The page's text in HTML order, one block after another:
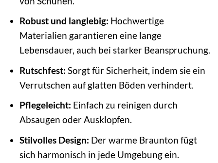
Robust und langlebig: Hochwertige
Materialien garantieren eine lange
Lebensdauer, auch bei starker Beanspruchung.
Rutschfest: Sorgt für Sicherheit, indem sie ein
Verrutschen auf glatten Böden verhindert.
Pflegeleicht: Einfach zu reinigen durch
Absaugen oder Ausklopfen.
Stilvolles Design: Der warme Braunton fügt
sich harmonisch in jede Umgebung ein.